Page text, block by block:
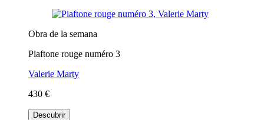
Obra de la semana
Piaftone rouge numéro 3
Valerie Marty
430 €
Descubrir